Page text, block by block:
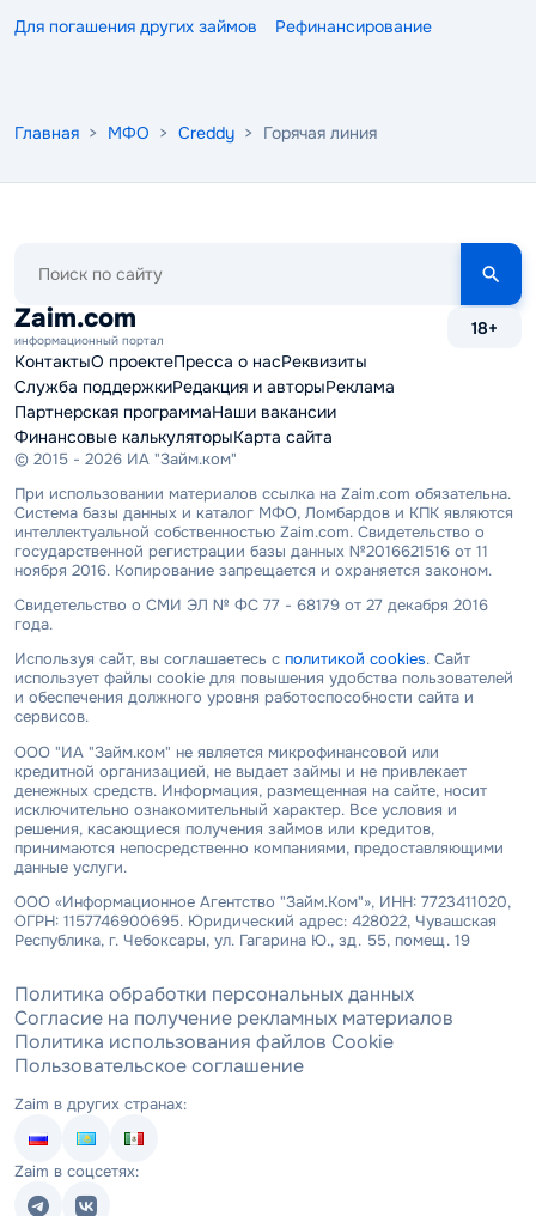
Для погашения других займов Рефинансирование
Главная > МФО > Creddy > Горячая линия
сайту
Zaim.com
информационный портал
18+
КонтактыО проектеПресса о насРеквизиты
Служба поддержкиРедакция и авторыРеклама
Партнерская программаНаши вакансии
Финансовые калькуляторыКарта сайта
© 2015 - 2026 ИА "Займ.ком"
При использовании материалов ссылка на Zaim.com обязательна.
Система базы данных и каталог МФО, Ломбардов и КПК являются
интеллектуальной собственностью Zaim.com. Свидетельство о
государственной регистрации базы данных №2016621516 от 11
ноября 2016. Копирование запрещается и охраняется законом.
Свидетельство о СМИ ЭЛ № ФС 77 - 68179 от 27 декабря 2016
года.
Используя сайт, вы соглашаетесь с политикой cookies. Сайт
использует файлы cookie для повышения удобства пользователей
и обеспечения должного уровня работоспособности сайта и
сервисов.
ООО "ИА "Займ.ком" не является микрофинансовой или
кредитной организацией, не выдает займы и не привлекает
денежных средств. Информация, размещенная на сайте, носит
исключительно ознакомительный характер. Все условия и
решения, касающиеся получения займов или кредитов,
принимаются непосредственно компаниями, предоставляющими
данные услуги.
ООО «Информационное Агентство "Займ.Ком"», ИНН: 7723411020,
ОГРН: 1157746900695. Юридический адрес: 428022, Чувашская
Республика, г. Чебоксары, ул. Гагарина Ю., зд. 55, помещ. 19
Политика обработки персональных данных
Согласие на получение рекламных материалов
Политика использования файлов Cookie
Пользовательское соглашение
Zaim в других странах:
Zaim в соцсетях: